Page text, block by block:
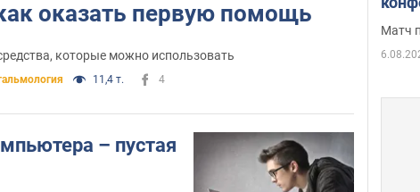
оказать первую помощь
которые можно использовать
11,4 т. 4
– пустая
Матч